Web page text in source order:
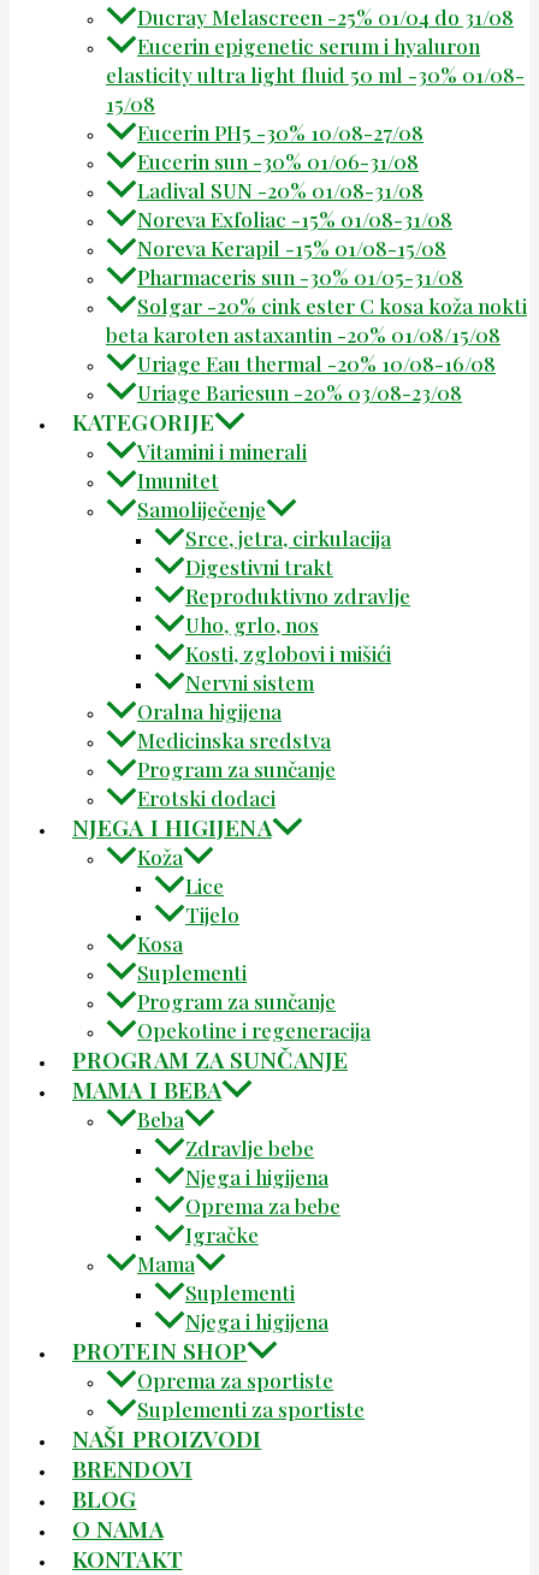
Ducray Melascreen -25% 01/04 do 31/08
Eucerin epigenetic serum i hyaluron
elasticity ultra light fluid 50 ml -30% 01/08-
15/08
Eucerin PH5 -30% 10/08-27/08
Eucerin sun -30% 01/06-31/08
Ladival SUN -20% 01/08-31/08
Noreva Exfoliac -15% 01/08-31/08
Noreva Kerapil -15% 01/08-15/08
Pharmaceris sun -30% 01/05-31/08
Solgar -20% cink ester C kosa koža nokti
beta karoten astaxantin -20% 01/08/15/08
Uriage Eau thermal -20% 10/08-16/08
Uriage Bariesun -20% 03/08-23/08
KATEGORIJE
Vitamini i minerali
Imunitet
Samoliječenje
Srce, jetra, cirkulacija
Digestivni trakt
Reproduktivno zdravlje
Uho, grlo, nos
Kosti, zglobovi i mišići
Nervni sistem
Oralna higijena
Medicinska sredstva
Program za sunčanje
Erotski dodaci
NJEGA I HIGIJENA
Koža
Lice
Tijelo
Kosa
Suplementi
Program za sunčanje
Opekotine i regeneracija
PROGRAM ZA SUNČANJE
MAMA I BEBA
Beba
Zdravlje bebe
Njega i higijena
Oprema za bebe
Igračke
Mama
Suplementi
Njega i higijena
PROTEIN SHOP
Oprema za sportiste
Suplementi za sportiste
NAŠI PROIZVODI
BRENDOVI
BLOG
O NAMA
KONTAKT